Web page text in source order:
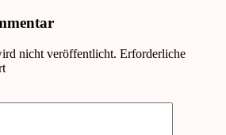
nicht veröffentlicht. Erforderliche